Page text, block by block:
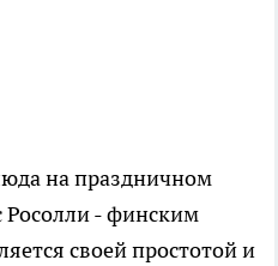
на праздничном
Росолли - финским
своей простотой и